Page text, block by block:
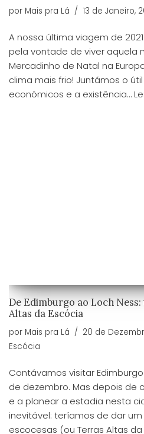
por Mais pra Lá 13 de Janeiro,
A nossa última viagem de
pela vontade de viver aquela
Mercadinho de Natal na
clima mais frio! Juntámos o
económicos e a existência…
De Edimburgo ao Loch
Altas da Escócia
por Mais pra Lá 20 de
Escócia
Contávamos visitar
de dezembro. Mas depois de
e a planear a estadia nesta
inevitável: teríamos de dar
escocesas (ou Terras Altas